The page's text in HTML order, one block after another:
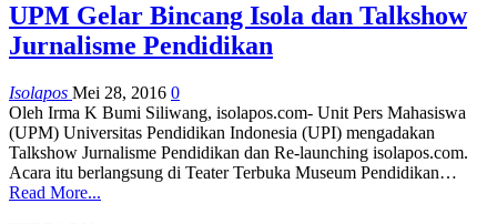
UPM Gelar Bincang Isola dan Talkshow
Jurnalisme Pendidikan
Isolapos Mei 28, 2016 0
Oleh Irma K Bumi Siliwang, isolapos.com- Unit Pers Mahasiswa
(UPM) Universitas Pendidikan Indonesia (UPI) mengadakan
Talkshow Jurnalisme Pendidikan dan Re-launching isolapos.com.
Acara itu berlangsung di Teater Terbuka Museum Pendidikan…
Read More...